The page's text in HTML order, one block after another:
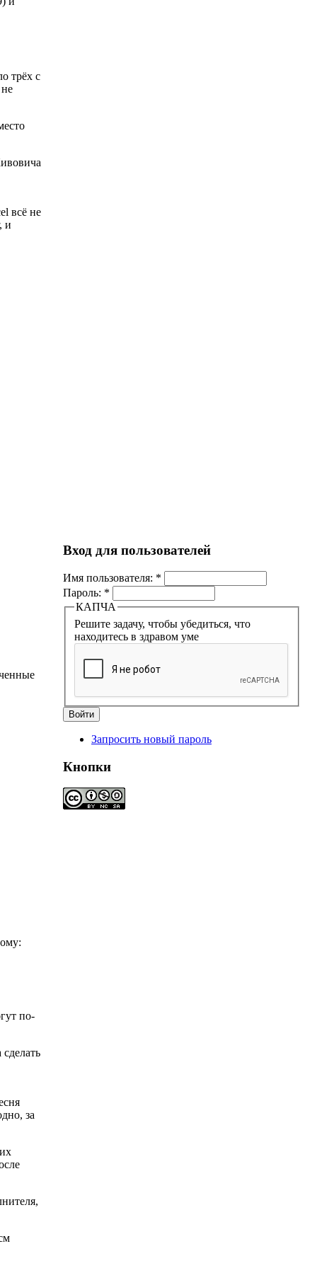
трёх с
всё не
и
по-
за
Вход для пользователей
Имя пользователя: *
Пароль: *
КАПЧА
Решите задачу, чтобы убедиться, что
находитесь в здравом уме
Запросить новый пароль
Кнопки